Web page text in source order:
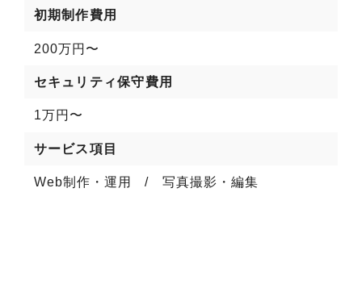
初期制作費用
200万円〜
セキュリティ保守費用
1万円〜
サービス項目
Web制作・運用 写真撮影・編集